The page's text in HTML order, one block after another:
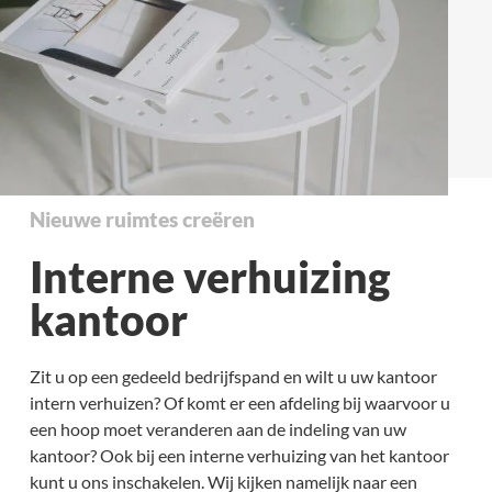
Nieuwe ruimtes creëren
Interne verhuizing
kantoor
Zit u op een gedeeld bedrijfspand en wilt u uw kantoor
intern verhuizen? Of komt er een afdeling bij waarvoor u
een hoop moet veranderen aan de indeling van uw
kantoor? Ook bij een interne verhuizing van het kantoor
kunt u ons inschakelen. Wij kijken namelijk naar een